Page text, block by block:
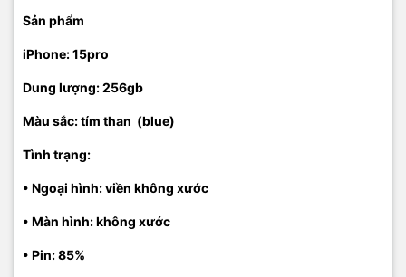
Sản phẩm
iPhone: 15pro
Dung lượng: 256gb
Màu sắc: tím than (blue)
Tình trạng:
• Ngoại hình: viền không xước
• Màn hình: không xước
• Pin: 85%